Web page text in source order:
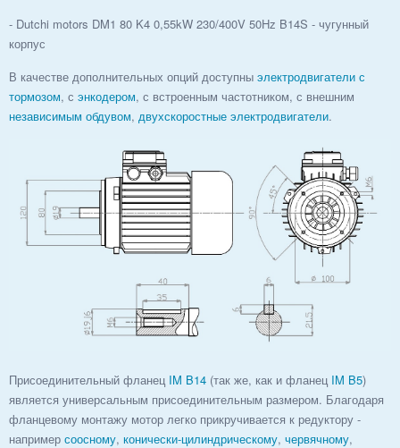
- Dutchi motors DM1 80 K4 0,55kW 230/400V 50Hz B14S - чугунный
корпус
В качестве дополнительных опций доступны электродвигатели с
тормозом, с энкодером, с встроенным частотником, с внешним
независимым обдувом, двухскоростные электродвигатели.
Присоединительный фланец IM B14 (так же, как и фланец IM B5)
является универсальным присоединительным размером. Благодаря
фланцевому монтажу мотор легко прикручивается к редуктору -
например соосному, конически-цилиндрическому, червячному,